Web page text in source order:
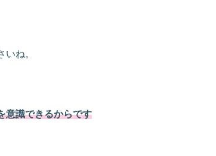
ね。
意識できるからです